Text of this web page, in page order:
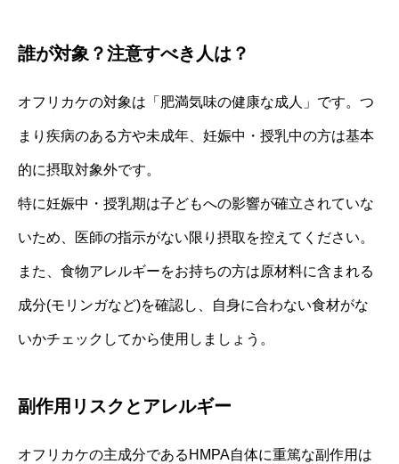
誰が対象？注意すべき人は？
オフリカケの対象は「肥満気味の健康な成人」です。つ
まり疾病のある方や未成年、妊娠中・授乳中の方は基本
的に摂取対象外です。
特に妊娠中・授乳期は子どもへの影響が確立されていな
いため、医師の指示がない限り摂取を控えてください。
また、食物アレルギーをお持ちの方は原材料に含まれる
成分(モリンガなど)を確認し、自身に合わない食材がな
いかチェックしてから使用しましょう。
副作用リスクとアレルギー
オフリカケの主成分であるHMPA自体に重篤な副作用は